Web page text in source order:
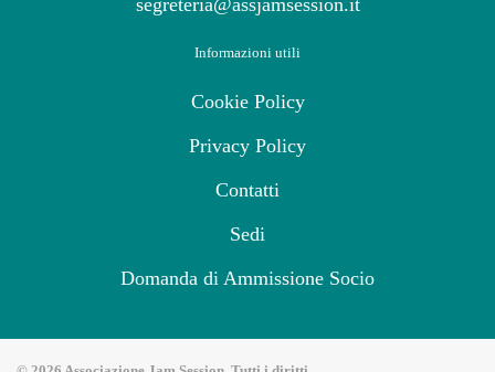
Informazioni utili
Cookie Policy
Privacy Policy
Contatti
Sedi
Domanda di Ammissione Socio